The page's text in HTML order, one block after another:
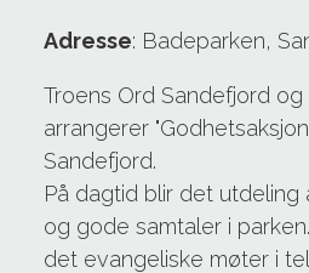
Adresse: Badeparken,
Troens Ord Sandefjord
arrangerer
Sandefjord.
På dagtid blir det utdeling
og gode samtaler i
det evangeliske møter i